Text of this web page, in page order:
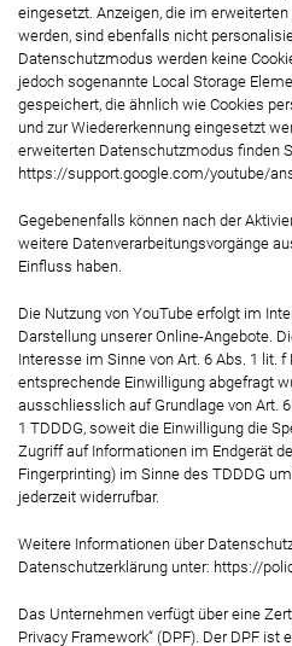
eingesetzt. Anzeigen, die im
werden, sind ebenfalls nicht
Datenschutzmodus werden keine
jedoch sogenannte Local Storage
gespeichert, die ähnlich wie Cookies
und zur Wiedererkennung eingesetzt
erweiterten Datenschutzmodus finden
https://support.google.com/youtube/
Gegebenenfalls können nach der
weitere Datenverarbeitungsvorgänge
Einfluss haben.
Die Nutzung von YouTube erfolgt im
Darstellung unserer Online-Angebote.
Interesse im Sinne von Art. 6 Abs. 1 lit. f
entsprechende Einwilligung abgefragt
ausschliesslich auf Grundlage von Art.
1 TDDDG, soweit die Einwilligung die
Zugriff auf Informationen im Endgerät
Fingerprinting) im Sinne des TDDDG
jederzeit widerrufbar.
Weitere Informationen über
Datenschutzerklärung unter: https://
Das Unternehmen verfügt über eine
Privacy Framework“ (DPF). Der DPF